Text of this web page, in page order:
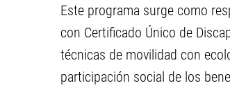
Este programa surge como
con Certificado Único de
técnicas de movilidad con
participación social de los